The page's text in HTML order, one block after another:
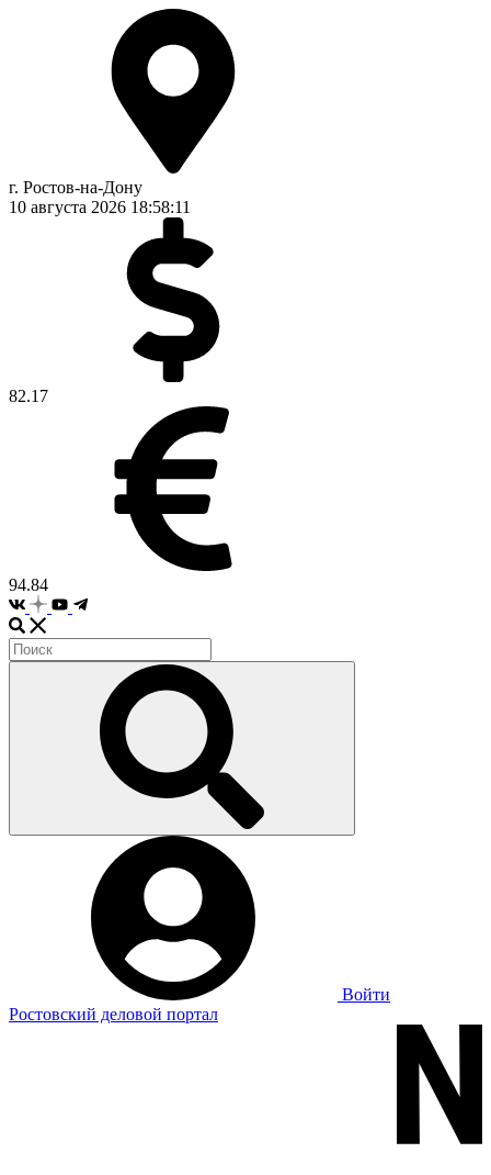
г. Ростов-на-Дону
10 августа 2026 18:58:11
82.17
94.84
Войти
Ростовский деловой портал